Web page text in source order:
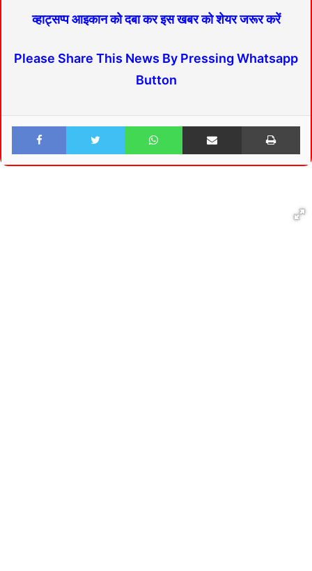
व्हाट्सप्प आइकान को दबा कर इस खबर को शेयर जरूर करें
Please Share This News By Pressing Whatsapp
Button
Facebook Twitter WhatsApp Share via Email Print